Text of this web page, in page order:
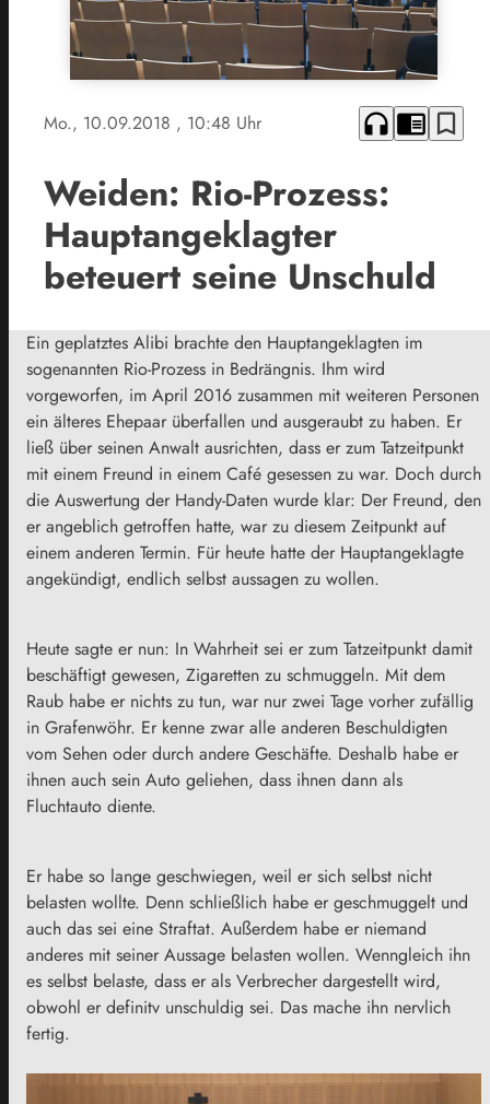
Mo., 10.09.2018 , 10:48 Uhr headphones chrome_reader_mode bookmark_border
Weiden: Rio-Prozess:
Hauptangeklagter
beteuert seine Unschuld
Ein geplatztes Alibi brachte den Hauptangeklagten im
sogenannten Rio-Prozess in Bedrängnis. Ihm wird
vorgeworfen, im April 2016 zusammen mit weiteren Personen
ein älteres Ehepaar überfallen und ausgeraubt zu haben. Er
ließ über seinen Anwalt ausrichten, dass er zum Tatzeitpunkt
mit einem Freund in einem Café gesessen zu war. Doch durch
die Auswertung der Handy-Daten wurde klar: Der Freund, den
er angeblich getroffen hatte, war zu diesem Zeitpunkt auf
einem anderen Termin. Für heute hatte der Hauptangeklagte
angekündigt, endlich selbst aussagen zu wollen.
Heute sagte er nun: In Wahrheit sei er zum Tatzeitpunkt damit
beschäftigt gewesen, Zigaretten zu schmuggeln. Mit dem
Raub habe er nichts zu tun, war nur zwei Tage vorher zufällig
in Grafenwöhr. Er kenne zwar alle anderen Beschuldigten
vom Sehen oder durch andere Geschäfte. Deshalb habe er
ihnen auch sein Auto geliehen, dass ihnen dann als
Fluchtauto diente.
Er habe so lange geschwiegen, weil er sich selbst nicht
belasten wollte. Denn schließlich habe er geschmuggelt und
auch das sei eine Straftat. Außerdem habe er niemand
anderes mit seiner Aussage belasten wollen. Wenngleich ihn
es selbst belaste, dass er als Verbrecher dargestellt wird,
obwohl er definitv unschuldig sei. Das mache ihn nervlich
fertig.